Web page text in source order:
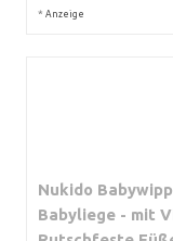
* Anzeige
Nukido
Babyliege - mit